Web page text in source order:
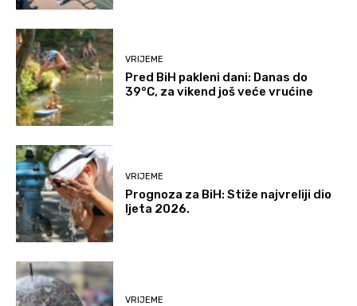
VRIJEME
Pred BiH pakleni dani: Danas do
39°C, za vikend još veće vrućine
VRIJEME
Prognoza za BiH: Stiže najvreliji dio
ljeta 2026.
VRIJEME